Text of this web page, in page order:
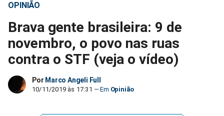
Compartilhar
no
Facebook
Compartilhar
no
Whatsapp
no
Twitter
no
Messenger
no
Telegram
OPINIÃO
Brava gente brasileira: 9 de
novembro, o povo nas ruas
contra o STF (veja o vídeo)
Por Marco Angeli Full
10/11/2019 às 17:31 Opinião